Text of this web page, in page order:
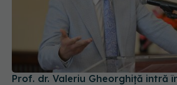
Prof. dr. Valeriu Gheorghiță intră
Editorial al revistei Scientific
Portfolio